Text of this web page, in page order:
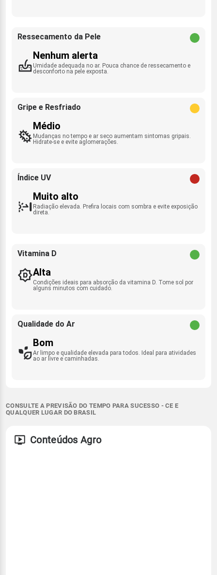
Ressecamento da Pele
Nenhum alerta
Umidade adequada no ar. Pouca chance de ressecamento e
desconforto na pele exposta.
Gripe e Resfriado
Médio
Mudanças no tempo e ar seco aumentam sintomas gripais.
Hidrate-se e evite aglomerações.
Índice UV
Muito alto
Radiação elevada. Prefira locais com sombra e evite exposição
direta.
Vitamina D
Alta
Condições ideais para absorção da vitamina D. Tome sol por
alguns minutos com cuidado.
Qualidade do Ar
Bom
Ar limpo e qualidade elevada para todos. Ideal para atividades
ao ar livre e caminhadas.
CONSULTE A PREVISÃO DO TEMPO PARA SUCESSO - CE E
QUALQUER LUGAR DO BRASIL
Conteúdos Agro